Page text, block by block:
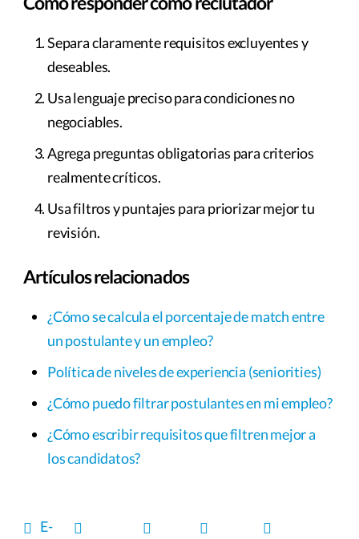
Separa claramente requisitos excluyentes y
deseables.
Usa lenguaje preciso para condiciones no
negociables.
Agrega preguntas obligatorias para criterios
realmente críticos.
Usa filtros y puntajes para priorizar mejor tu
revisión.
Artículos relacionados
¿Cómo se calcula el porcentaje de match entre
un postulante y un empleo?
Política de niveles de experiencia (seniorities)
¿Cómo puedo filtrar postulantes en mi empleo?
¿Cómo escribir requisitos que filtren mejor a
los candidatos?
E-